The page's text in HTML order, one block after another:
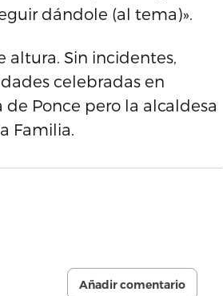
dándole (al tema)».
altura. Sin incidentes,
celebradas en
Ponce pero la alcaldesa
Familia.
Añadir comentario